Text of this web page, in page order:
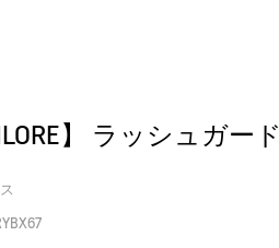
】 ラッシュガード